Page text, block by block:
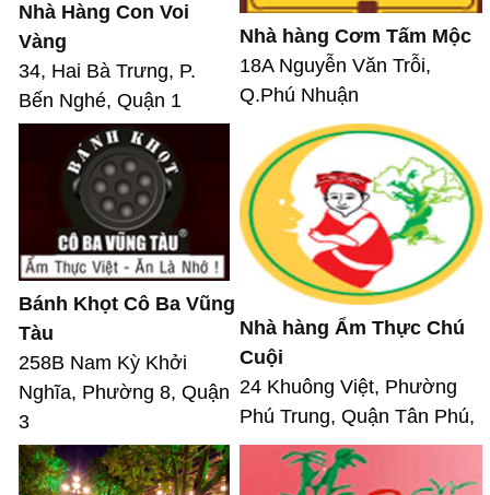
Nhà Hàng Con Voi
Vàng
34, Hai Bà Trưng, P.
Bến Nghé, Quận 1
Nhà hàng Cơm Tấm Mộc
18A Nguyễn Văn Trỗi,
Q.Phú Nhuận
Bánh Khọt Cô Ba Vũng
Tàu
258B Nam Kỳ Khởi
Nghĩa, Phường 8, Quận
3
Nhà hàng Ẩm Thực Chú
Cuội
24 Khuông Việt, Phường
Phú Trung, Quận Tân Phú,